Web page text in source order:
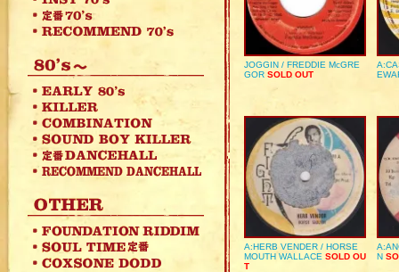
JOGGIN / FREDDIE McGRE
GOR SOLD OUT
A:HERB VENDER / HORSE
MOUTH WALLACE SOLD OU
T
N